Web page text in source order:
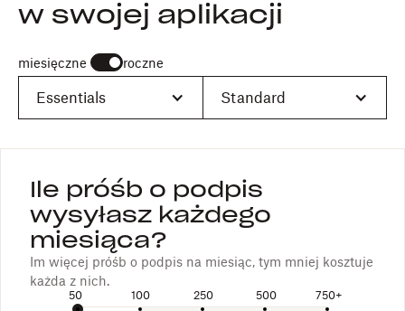
w swojej aplikacji
miesięczne roczne
Essentials Standard
Ile próśb o podpis
wysyłasz każdego
miesiąca?
Im więcej próśb o podpis na miesiąc, tym mniej kosztuje
każda z nich.
50 100 250 500 750+